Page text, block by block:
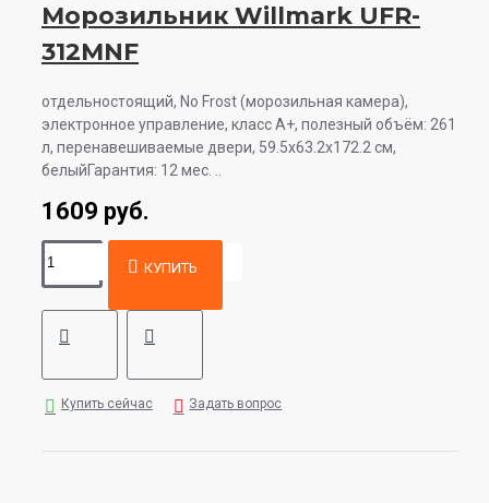
Морозильник Willmark UFR-
312MNF
отдельностоящий, No Frost (морозильная камера),
электронное управление, класс A+, полезный объём: 261
л, перенавешиваемые двери, 59.5x63.2x172.2 см,
белыйГарантия: 12 мес. ..
1609 руб.
КУПИТЬ
Купить сейчас Задать вопрос